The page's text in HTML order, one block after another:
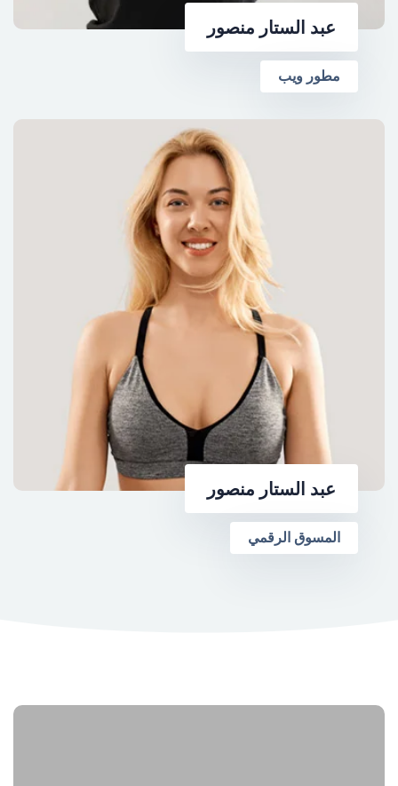
عبد الستار منصور
مطور ويب
عبد الستار منصور
المسوق الرقمي